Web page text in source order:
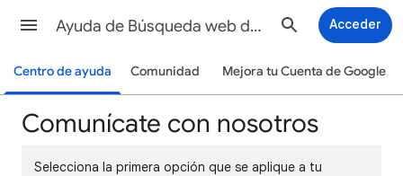
Ayuda de Búsqueda web de Google Acceder
Centro de ayuda Comunidad Mejora tu Cuenta de Google
Comunícate con nosotros
Selecciona la primera opción que se aplique a tu